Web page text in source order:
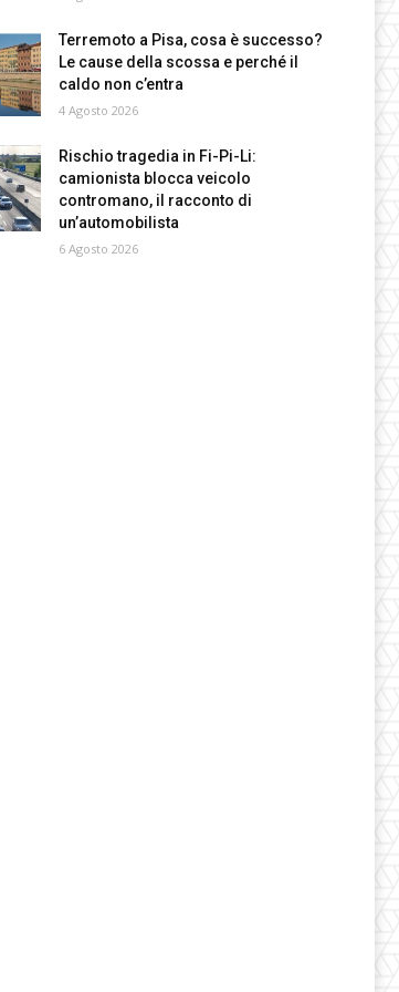
Terremoto a Pisa, cosa è successo?
Le cause della scossa e perché il
caldo non c’entra
4 Agosto 2026
Rischio tragedia in Fi-Pi-Li:
camionista blocca veicolo
contromano, il racconto di
un’automobilista
6 Agosto 2026